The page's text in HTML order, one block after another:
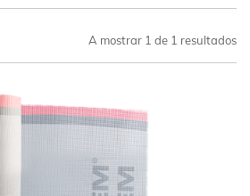
A mostrar 1 de 1 resultados